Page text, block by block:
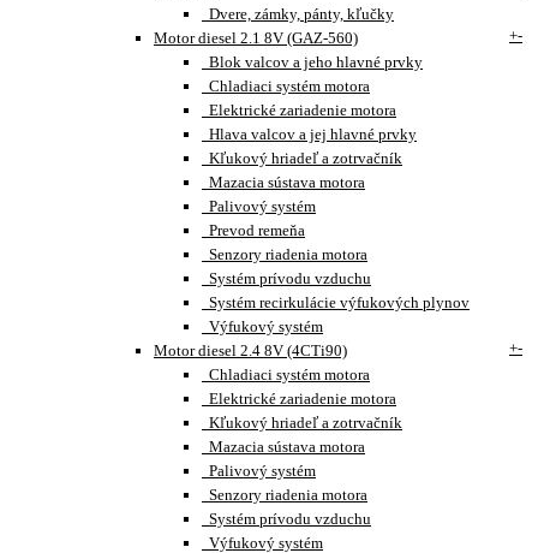
Dvere, zámky, pánty, kľučky
Motor diesel 2.1 8V (GAZ-560)
+-
Blok valcov a jeho hlavné prvky
Chladiaci systém motora
Elektrické zariadenie motora
Hlava valcov a jej hlavné prvky
Kľukový hriadeľ a zotrvačník
Mazacia sústava motora
Palivový systém
Prevod remeňa
Senzory riadenia motora
Systém prívodu vzduchu
Systém recirkulácie výfukových plynov
Výfukový systém
Motor diesel 2.4 8V (4CTi90)
+-
Chladiaci systém motora
Elektrické zariadenie motora
Kľukový hriadeľ a zotrvačník
Mazacia sústava motora
Palivový systém
Senzory riadenia motora
Systém prívodu vzduchu
Výfukový systém